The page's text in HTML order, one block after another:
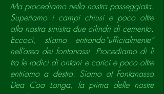
Ma procediamo nella nostra passeggiata.
Superiamo i campi chiusi e poco oltre
alla nostra sinistra due cilindri di cemento.
Eccoci, stiamo entrando“ufficialmente”
nell’area dei fontanassi. Procediamo di lì
tra le radici di ontani e carici e poco oltre
entriamo a destra. Siamo al Fontanasso
Dea Coa Longa, la prima delle nostre